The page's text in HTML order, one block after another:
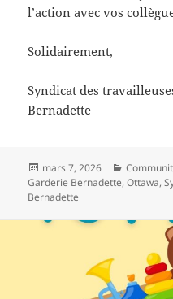
l’action avec vos
Solidairement,
Syndicat des
Bernadette
Publié
le
mars 7, 2026
Garderie Bernadette,Ottawa,
Bernadette